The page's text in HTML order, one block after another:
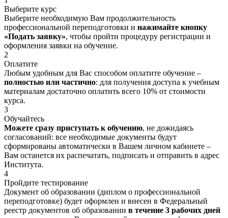
Выберите курс
Выберите необходимую Вам продолжительность
профессиональной переподготовки и нажимайте кнопку
«Подать заявку», чтобы пройти процедуру регистрации и
оформления заявки на обучение.
2
Оплатите
Любым удобным для Вас способом оплатите обучение –
полностью или частично: для получения доступа к учебным
материалам достаточно оплатить всего 10% от стоимости
курса.
3
Обучайтесь
Можете сразу приступать к обучению, не дожидаясь
согласований: все необходимые документы будут
сформированы автоматически в Вашем личном кабинете –
Вам останется их распечатать, подписать и отправить в адрес
Института.
4
Пройдите тестирование
Документ об образовании (диплом о профессиональной
переподготовке) будет оформлен и внесен в Федеральный
реестр документов об образовании в течение 3 рабочих дней